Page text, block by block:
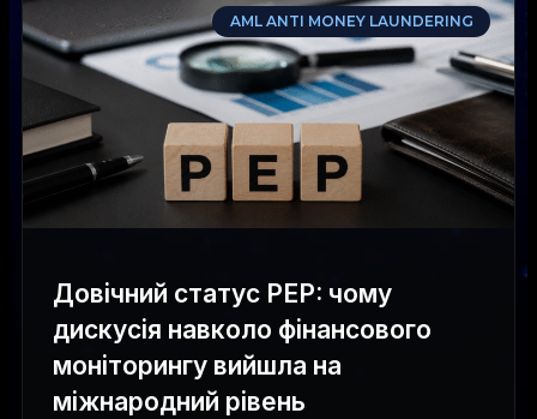
AML ANTI MONEY LAUNDERING
Довічний статус PEP: чому
дискусія навколо фінансового
моніторингу вийшла на
міжнародний рівень